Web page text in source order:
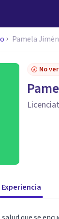
Pamela
No
Experiencia